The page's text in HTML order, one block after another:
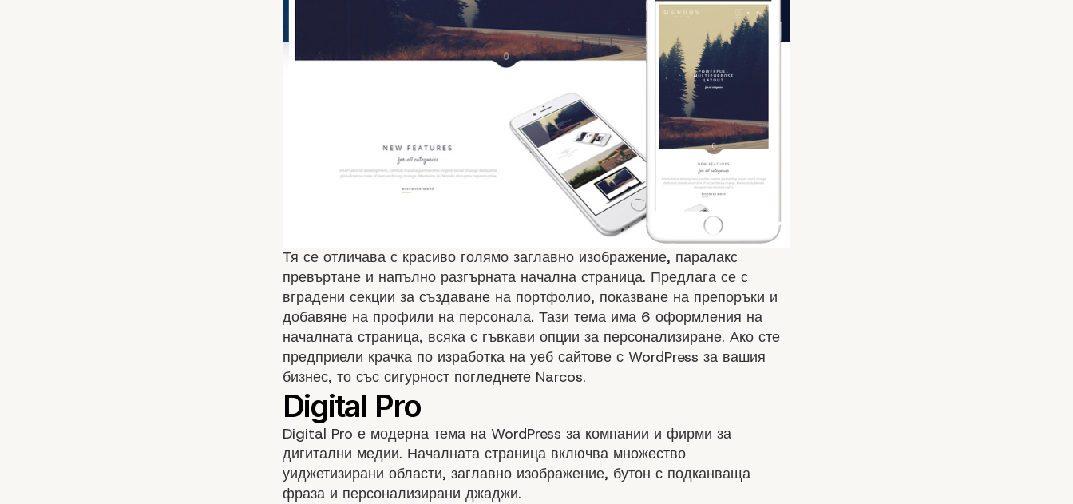
Тя се отличава с красиво голямо заглавно изображение, паралакс
превъртане и напълно разгърната начална страница. Предлага се с
вградени секции за създаване на портфолио, показване на препоръки и
добавяне на профили на персонала. Тази тема има 6 оформления на
началната страница, всяка с гъвкави опции за персонализиране. Ако сте
предприели крачка по изработка на уеб сайтове с WordPress за вашия
бизнес, то със сигурност погледнете Narcos.
Digital Pro е модерна тема на WordPress за компании и фирми за
дигитални медии. Началната страница включва множество
уиджетизирани области, заглавно изображение, бутон с подканваща
фраза и персонализирани джаджи.